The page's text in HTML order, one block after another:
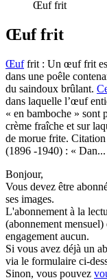
Œuf frit
Œuf frit
Œuffrit : Un œuf frit
dans une poêle
du saindoux brûlant.
dans laquelle l’œuf
« en bamboche » sont
crème fraîche et sur
de morue frite.
(1896 -1940) : « Dan...
Bonjour,
Vous devez être
ses images.
L'abonnement à la
(abonnement
engagement aucun.
Si vous avez déjà un
via le formulaire ci-
Sinon, vous pouvez